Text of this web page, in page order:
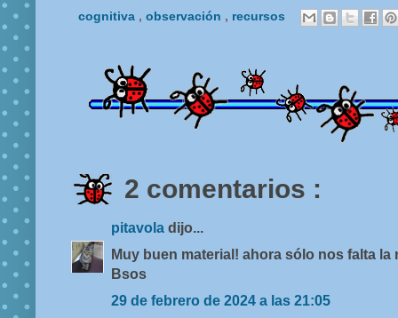
cognitiva , observación , recursos
2 comentarios :
pitavola dijo...
Muy buen material! ahora sólo nos falta la
Bsos
29 de febrero de 2024 a las 21:05